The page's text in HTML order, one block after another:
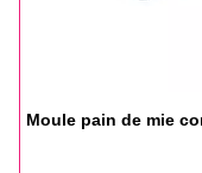
Moule pain de mie